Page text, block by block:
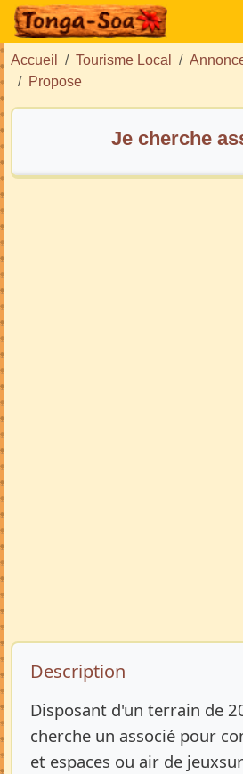
Accueil Tourisme Local
Propose
Je cherche
Description de
Description
Disposant d'un terrain de
cherche un associé pour
et espaces ou air de